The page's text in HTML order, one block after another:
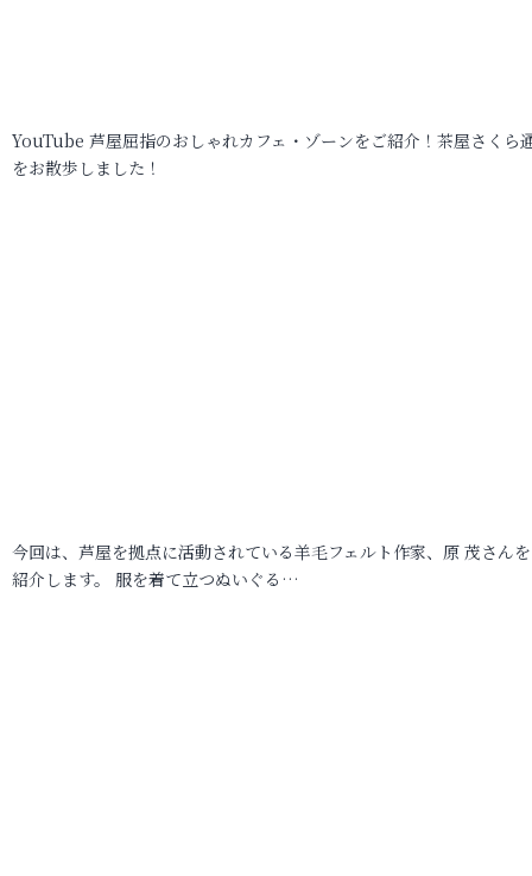
YouTube 芦屋屈指のおしゃれカフェ・ゾーンをご紹介！茶屋さくら
をお散歩しました！
今回は、芦屋を拠点に活動されている羊毛フェルト作家、原 茂さん
紹介します。 服を着て立つぬいぐる…